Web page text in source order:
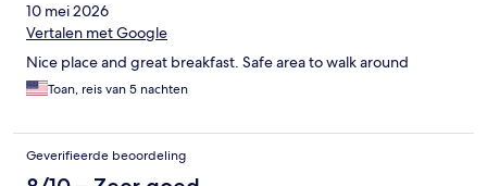
10 mei 2026
Vertalen met Google
Nice place and great breakfast. Safe area to walk around
Toan, reis van 5 nachten
Geverifieerde beoordeling